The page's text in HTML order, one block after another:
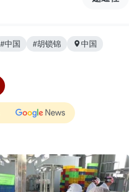
#中国 #胡锁锦
中国